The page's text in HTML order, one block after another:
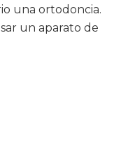
una ortodoncia.
un aparato de